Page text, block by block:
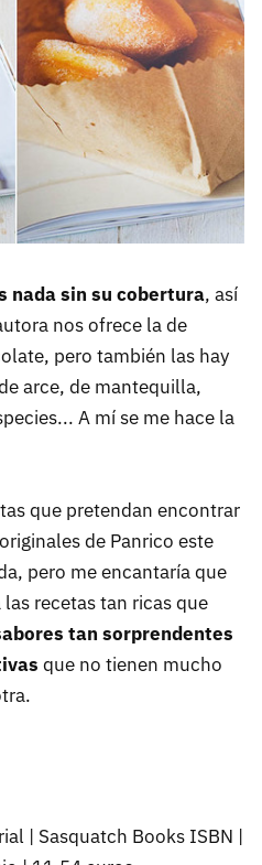
nada sin su cobertura, así
nos ofrece la de
pero también las hay
arce, de mantequilla,
A mí se me hace la
que pretendan encontrar
de Panrico este
pero me encantaría que
recetas tan ricas que
tan sorprendentes
que no tienen mucho
| Sasquatch Books ISBN |